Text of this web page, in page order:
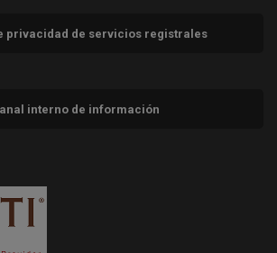
privacidad de servicios registrales
interno de información